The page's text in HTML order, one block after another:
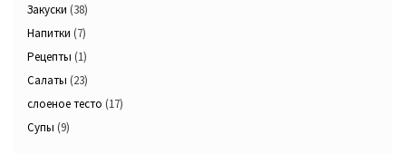
Закуски (38)
Напитки (7)
Рецепты (1)
Салаты (23)
слоеное тесто (17)
Супы (9)